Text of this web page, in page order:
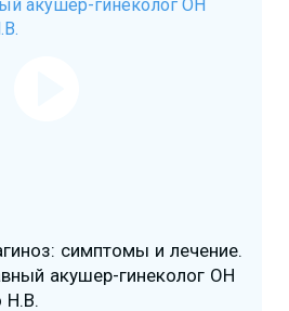
симптомы и лечение.
акушер-гинеколог ОН
Н.В.